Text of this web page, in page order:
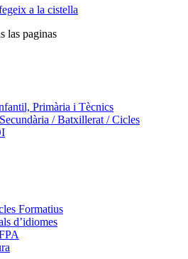
a la cistella
las paginas
Primària i Tècnics
/ Batxillerat / Cicles
Formatius
d’idiomes